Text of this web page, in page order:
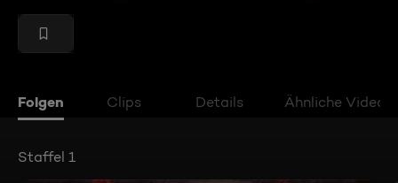
Folgen Clips Details Ähnliche Videos
Staffel 1